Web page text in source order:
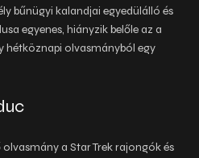
bűnügyi kalandjai egyedülálló és
egyenes, hiányzik belőle az a
hétköznapi olvasmányból egy
a Star Trek rajongók és